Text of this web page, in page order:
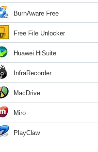
BurnAware Free
Free File Unlocker
Huawei HiSuite
InfraRecorder
MacDrive
Miro
PlayClaw